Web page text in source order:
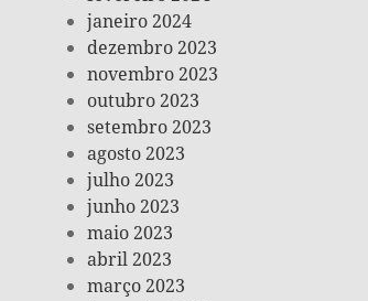
janeiro 2024
dezembro 2023
novembro 2023
outubro 2023
setembro 2023
agosto 2023
julho 2023
junho 2023
maio 2023
abril 2023
março 2023